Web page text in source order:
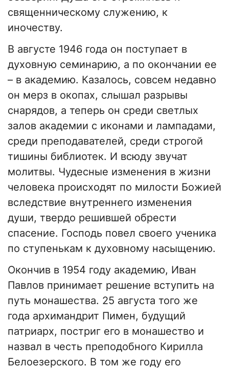
священническому служению, к
иночеству.
В августе 1946 года он поступает в
духовную семинарию, а по окончании ее
– в академию. Казалось, совсем недавно
он мерз в окопах, слышал разрывы
снарядов, а теперь он среди светлых
залов академии с иконами и лампадами,
среди преподавателей, среди строгой
тишины библиотек. И всюду звучат
молитвы. Чудесные изменения в жизни
человека происходят по милости Божией
вследствие внутреннего изменения
души, твердо решившей обрести
спасение. Господь повел своего ученика
по ступенькам к духовному насыщению.
Окончив в 1954 году академию, Иван
Павлов принимает решение вступить на
путь монашества. 25 августа того же
года архимандрит Пимен, будущий
патриарх, постриг его в монашество и
назвал в честь преподобного Кирилла
Белоезерского. В том же году его